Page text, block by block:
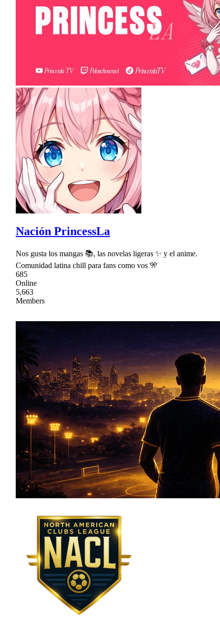
Nación PrincessLa
Nos gusta los mangas 📚, las novelas ligeras ✨ y el anime.
Comunidad latina chill para fans como vos 🎌
685
Online
5,663
Members